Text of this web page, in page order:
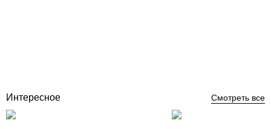
Интересное Смотреть все